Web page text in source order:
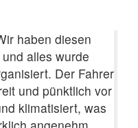
haben diesen
alles wurde
Der Fahrer
und pünktlich vor
klimatisiert, was